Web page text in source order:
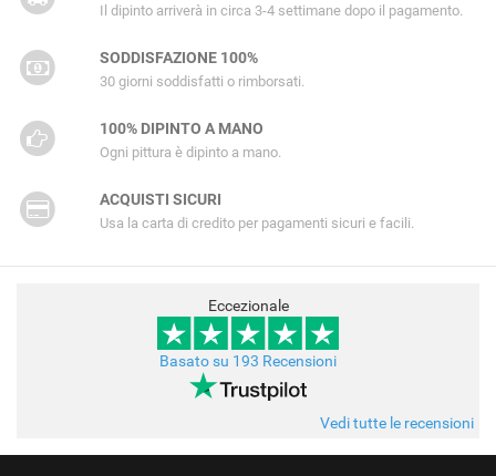
Il dipinto arriverà in circa 3-4 settimane dopo il pagamento.
SODDISFAZIONE 100%
30 giorni soddisfatti o rimborsati.
100% DIPINTO A MANO
Ogni pittura è dipinto a mano.
ACQUISTI SICURI
Usa la carta di credito per pagamenti sicuri e facili.
Eccezionale
Basato su 193 Recensioni
Vedi tutte le recensioni